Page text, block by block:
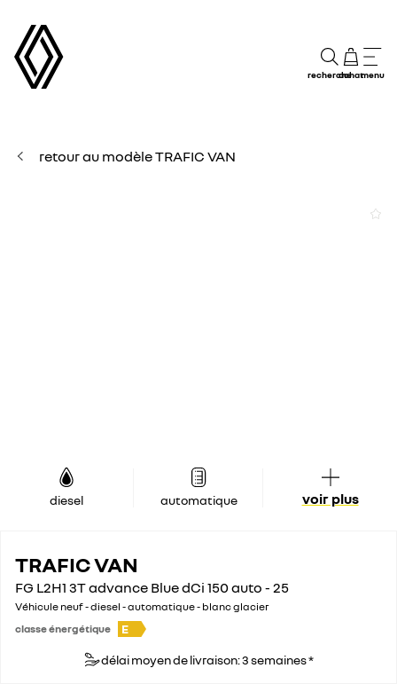
rechercheachatmenu
retour au modèle TRAFIC VAN
diesel automatique voir plus
TRAFIC VAN
FG L2H1 3T advance Blue dCi 150 auto - 25
Véhicule neuf - diesel - automatique - blanc glacier
classe énergétique
E
délai moyen de livraison: 3 semaines *